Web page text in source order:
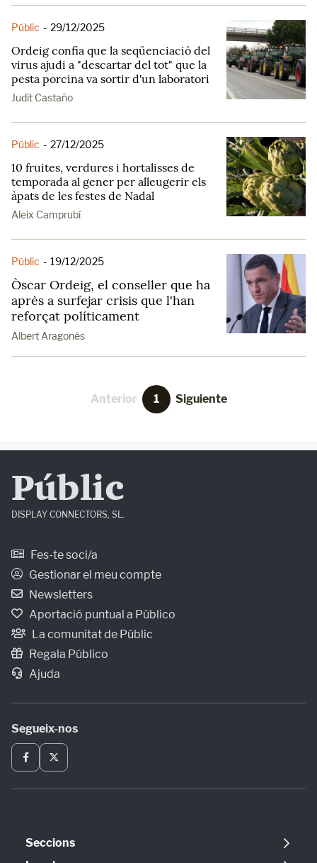
Públic - 29/12/2025
Ordeig confia que la seqüenciació del
virus ajudi a "descartar del tot" que la
pesta porcina va sortir d'un laboratori
Judit Castaño
Públic - 27/12/2025
10 fruites, verdures i hortalisses de
temporada al gener per alleugerir els
àpats de les festes de Nadal
Aleix Camprubí
Públic - 19/12/2025
Òscar Ordeig, el conseller que ha
après a surfejar crisis que l'han
reforçat políticament
Albert Aragonès
Anterior 1 Siguiente
Públic
DISPLAY CONNECTORS, SL.
Fes-te soci/a
Gestionar el meu compte
Newsletters
Aportació puntual a Público
La comunitat de Públic
Regala Público
Ajuda
Segueix-nos
Seccions